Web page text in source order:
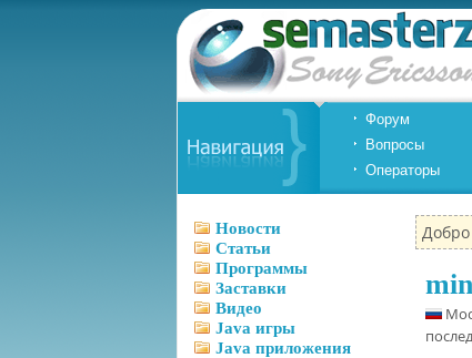
Форум
Вопросы
Операторы
Новости
Статьи
Программы
Заставки
Видео
Java игры
Java приложения